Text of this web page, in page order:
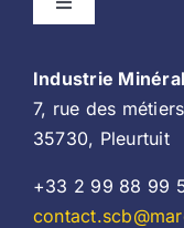
Toggle
Implantation
Produits
Industrie
7, rue des métiers
35730, Pleurtuit
+33 2 99 88 99